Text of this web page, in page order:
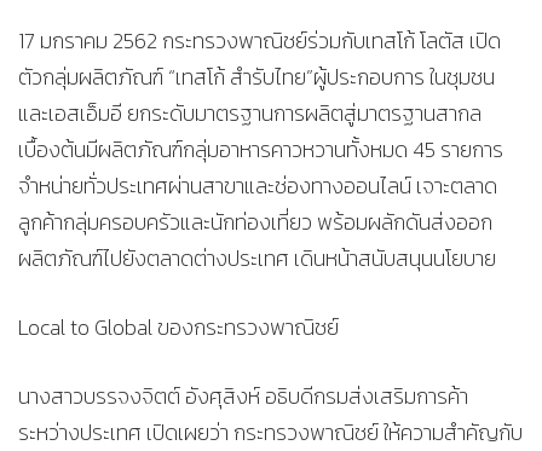
17 มกราคม 2562 กระทรวงพาณิชย์ร่วมกับเทสโก้ โลตัส เปิด
ตัวกลุ่มผลิตภัณฑ์ “เทสโก้ สำรับไทย”ผู้ประกอบการ ในชุมชน
และเอสเอ็มอี ยกระดับมาตรฐานการผลิตสู่มาตรฐานสากล
เบื้องต้นมีผลิตภัณฑ์กลุ่มอาหารคาวหวานทั้งหมด 45 รายการ
จำหน่ายทั่วประเทศผ่านสาขาและช่องทางออนไลน์ เจาะตลาด
ลูกค้ากลุ่มครอบครัวและนักท่องเที่ยว พร้อมผลักดันส่งออก
ผลิตภัณฑ์ไปยังตลาดต่างประเทศ เดินหน้าสนับสนุนนโยบาย
Local to Global ของกระทรวงพาณิชย์
​นางสาวบรรจงจิตต์ อังศุสิงห์ อธิบดีกรมส่งเสริมการค้า
ระหว่างประเทศ เปิดเผยว่า กระทรวงพาณิชย์ ให้ความสำคัญกับ